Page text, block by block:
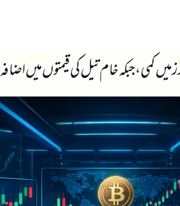
کمی، جبکہ خام تیل کی قیمتوں میں اضافہ